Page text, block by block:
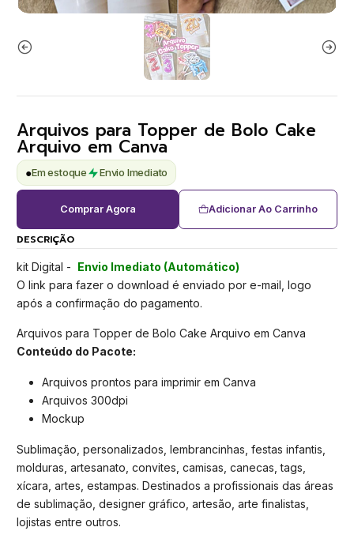
Arquivos para Topper de Bolo Cake
Arquivo em Canva
●Em estoque Envio Imediato
Adicionar Ao Carrinho
Comprar Agora
DESCRIÇÃO
kit Digital - Envio Imediato (Automático)
O link para fazer o download é enviado por e-mail, logo
após a confirmação do pagamento.
Arquivos para Topper de Bolo Cake Arquivo em Canva
Conteúdo do Pacote:
Arquivos prontos para imprimir em Canva
Arquivos 300dpi
Mockup
Sublimação, personalizados, lembrancinhas, festas infantis,
molduras, artesanato, convites, camisas, canecas, tags,
xícara, artes, estampas. Destinados a profissionais das áreas
de sublimação, designer gráfico, artesão, arte finalistas,
lojistas entre outros.